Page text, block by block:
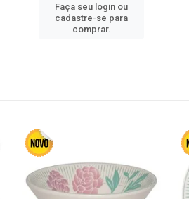
Faça seu login ou
cadastre-se para
comprar.